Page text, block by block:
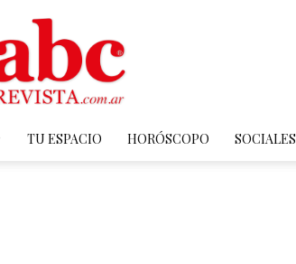
TU ESPACIO HORÓSCOPO SOCIALES